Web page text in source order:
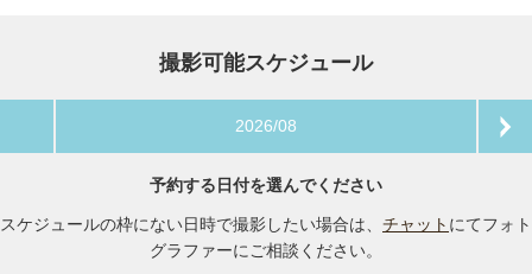
撮影可能スケジュール
2026/08
予約する日付を選んでください
スケジュールの枠にない日時で撮影したい場合は、 チャット にてフォト
グラファーにご相談ください。